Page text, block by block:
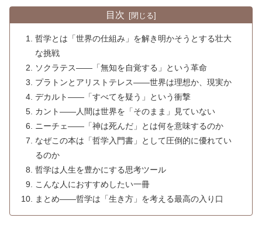
目次
哲学とは「世界の仕組み」を解き明かそうとする壮大
な挑戦
ソクラテス――「無知を自覚する」という革命
プラトンとアリストテレス――世界は理想か、現実か
デカルト――「すべてを疑う」という衝撃
カント――人間は世界を「そのまま」見ていない
ニーチェ――「神は死んだ」とは何を意味するのか
なぜこの本は「哲学入門書」として圧倒的に優れてい
るのか
哲学は人生を豊かにする思考ツール
こんな人におすすめしたい一冊
まとめ――哲学は「生き方」を考える最高の入り口